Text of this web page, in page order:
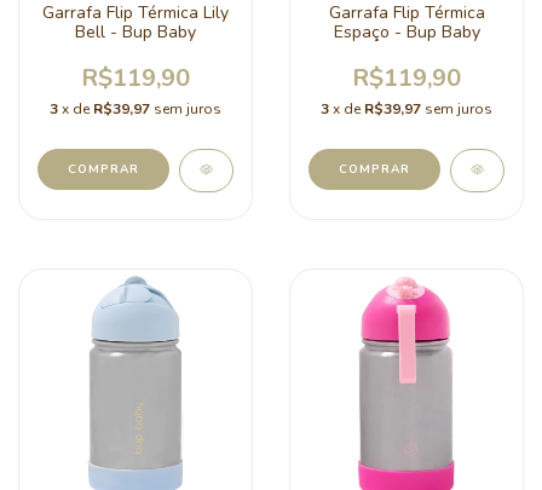
Garrafa Flip Térmica Lily
Bell - Bup Baby
R$119,90
3x de R$39,97 sem juros
Garrafa Flip Térmica
Espaço - Bup Baby
R$119,90
3x de R$39,97 sem juros